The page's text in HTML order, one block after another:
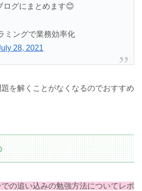
ログにまとめます😊
ミングで業務効率化
28, 2021
を解くことがなくなるのでおすすめ
の追い込みの勉強方法についてレポ